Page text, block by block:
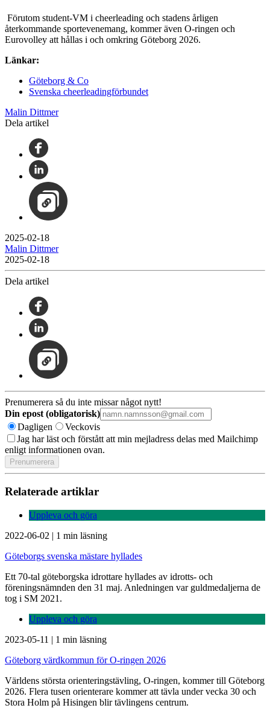
Förutom student-VM i cheerleading och stadens årligen
återkommande sportevenemang, kommer även O-ringen och
Eurovolley att hållas i och omkring Göteborg 2026.
Länkar:
Göteborg & Co
Svenska cheerleadingförbundet
Malin Dittmer
Dela artikel
2025-02-18
Malin Dittmer
2025-02-18
Dela artikel
Prenumerera så du inte missar något nytt!
Din epost (obligatorisk)
Dagligen
Veckovis
Jag har läst och förstått att min mejladress delas med Mailchimp
enligt informationen ovan.
Relaterade artiklar
Uppleva och göra
2022-06-02 | 1 min läsning
Göteborgs svenska mästare hyllades
Ett 70-tal göteborgska idrottare hyllades av idrotts- och
föreningsnämnden den 31 maj. Anledningen var guldmedaljerna de
tog i SM 2021.
Uppleva och göra
2023-05-11 | 1 min läsning
Göteborg värdkommun för O-ringen 2026
Världens största orienteringstävling, O-ringen, kommer till Göteborg
2026. Flera tusen orienterare kommer att tävla under vecka 30 och
Stora Holm på Hisingen blir tävlingens centrum.